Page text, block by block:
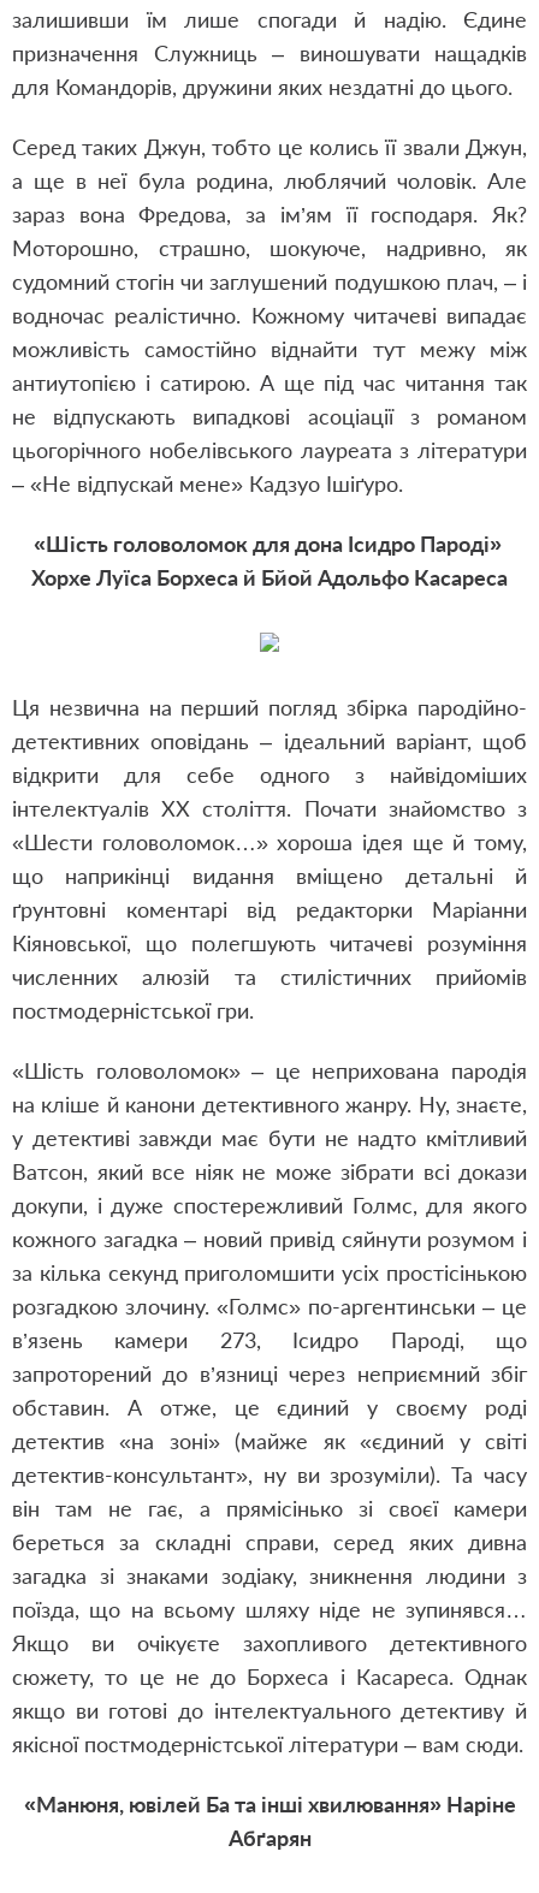
залишивши їм лише спогади й надію. Єдине
призначення Служниць – виношувати нащадків
для Командорів, дружини яких нездатні до цього.
Серед таких Джун, тобто це колись її звали Джун,
а ще в неї була родина, люблячий чоловік. Але
зараз вона Фредова, за ім’ям її господаря. Як?
Моторошно, страшно, шокуюче, надривно, як
судомний стогін чи заглушений подушкою плач, – і
водночас реалістично. Кожному читачеві випадає
можливість самостійно віднайти тут межу між
антиутопією і сатирою. А ще під час читання так
не відпускають випадкові асоціації з романом
цьогорічного нобелівського лауреата з літератури
– «Не відпускай мене» Кадзуо Ішіґуро.
«Шість головоломок для дона Ісидро Пароді»
Хорхе Луїса Борхеса й Бйой Адольфо Касареса
Ця незвична на перший погляд збірка пародійно-
детективних оповідань – ідеальний варіант, щоб
відкрити для себе одного з найвідоміших
інтелектуалів XX століття. Почати знайомство з
«Шести головоломок…» хороша ідея ще й тому,
що наприкінці видання вміщено детальні й
ґрунтовні коментарі від редакторки Маріанни
Кіяновської, що полегшують читачеві розуміння
численних алюзій та стилістичних прийомів
постмодерністської гри.
«Шість головоломок» – це неприхована пародія
на кліше й канони детективного жанру. Ну, знаєте,
у детективі завжди має бути не надто кмітливий
Ватсон, який все ніяк не може зібрати всі докази
докупи, і дуже спостережливий Голмс, для якого
кожного загадка – новий привід сяйнути розумом і
за кілька секунд приголомшити усіх простісінькою
розгадкою злочину. «Голмс» по-аргентинськи – це
в’язень камери 273, Ісидро Пароді, що
запроторений до в’язниці через неприємний збіг
обставин. А отже, це єдиний у своєму роді
детектив «на зоні» (майже як «єдиний у світі
детектив-консультант», ну ви зрозуміли). Та часу
він там не гає, а прямісінько зі своєї камери
береться за складні справи, серед яких дивна
загадка зі знаками зодіаку, зникнення людини з
поїзда, що на всьому шляху ніде не зупинявся…
Якщо ви очікуєте захопливого детективного
сюжету, то це не до Борхеса і Касареса. Однак
якщо ви готові до інтелектуального детективу й
якісної постмодерністської літератури – вам сюди.
«Манюня, ювілей Ба та інші хвилювання» Наріне
Абґарян